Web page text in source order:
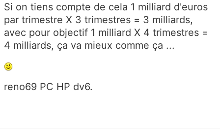
Si on tiens compte de cela 1 milliard d'euros
par trimestre X 3 trimestres = 3 milliards,
avec pour objectif 1 milliard X 4 trimestres =
4 milliards, ça va mieux comme ça ...
reno69 PC HP dv6.